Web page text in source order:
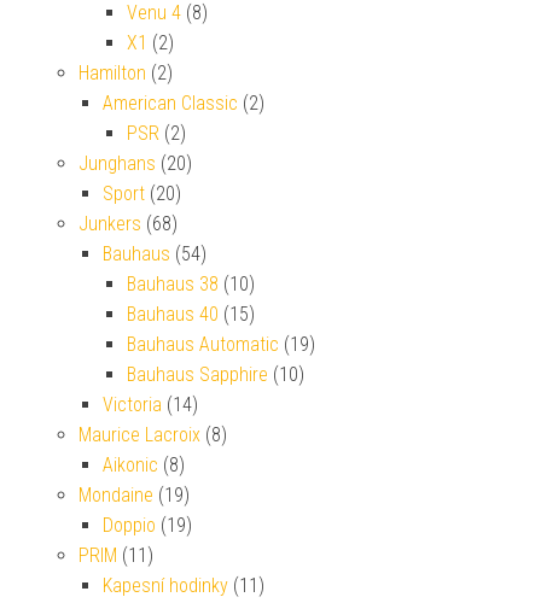
Venu 4 (8)
X1 (2)
Hamilton (2)
American Classic (2)
PSR (2)
Junghans (20)
Sport (20)
Junkers (68)
Bauhaus (54)
Bauhaus 38 (10)
Bauhaus 40 (15)
Bauhaus Automatic (19)
Bauhaus Sapphire (10)
Victoria (14)
Maurice Lacroix (8)
Aikonic (8)
Mondaine (19)
Doppio (19)
PRIM (11)
Kapesní hodinky (11)